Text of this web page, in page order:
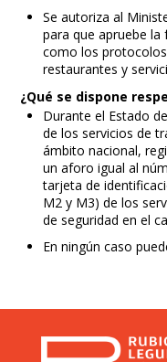
Se autoriza al
para que apruebe la
como los
restaurantes y
¿Qué se dispone
Durante el Estado
de los servicios de
ámbito nacional,
un aforo igual al
tarjeta de
M2 y M3) de los
de seguridad en el
En ningún caso